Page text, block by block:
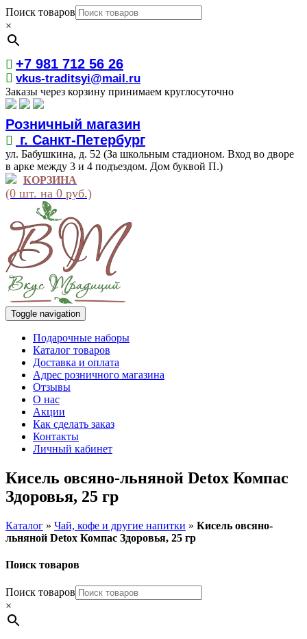
Поиск товаров
×
+7 981 712 56 26
vkus-traditsyi@mail.ru
Заказы через корзину принимаем круглосуточно
Розничный магазин
г. Санкт-Петербург
ул. Бабушкина, д. 52 (За школьным стадионом. Вход во дворе
в арке между 3 и 4 подъездом. Дом буквой П.)
КОРЗИНА
(0 шт. на 0 руб.)
Toggle navigation
Подарочные наборы
Каталог товаров
Доставка и оплата
Адрес розничного магазина
Отзывы
О нас
Акции
Как сделать заказ
Контакты
Личный кабинет
Кисель овсяно-льняной Detox Компас
Здоровья, 25 гр
Каталог » Чай, кофе и другие напитки » Кисель овсяно-
льняной Detox Компас Здоровья, 25 гр
Поиск товаров
Поиск товаров
×